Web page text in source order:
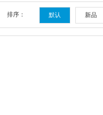
排序： 默认 新品